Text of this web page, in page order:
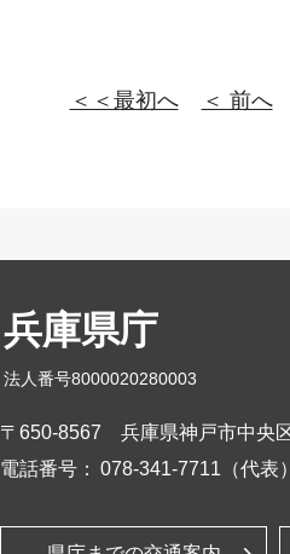
＜＜最初へ ＜ 前へ
兵庫県庁
法人番号8000020280003
〒650-8567
兵庫県神戸市中央
電話番号： 078-341-7711（代表）